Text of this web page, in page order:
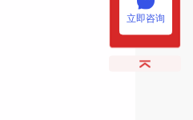
立即咨询